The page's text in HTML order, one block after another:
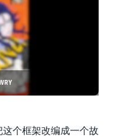
个框架改编成一个故